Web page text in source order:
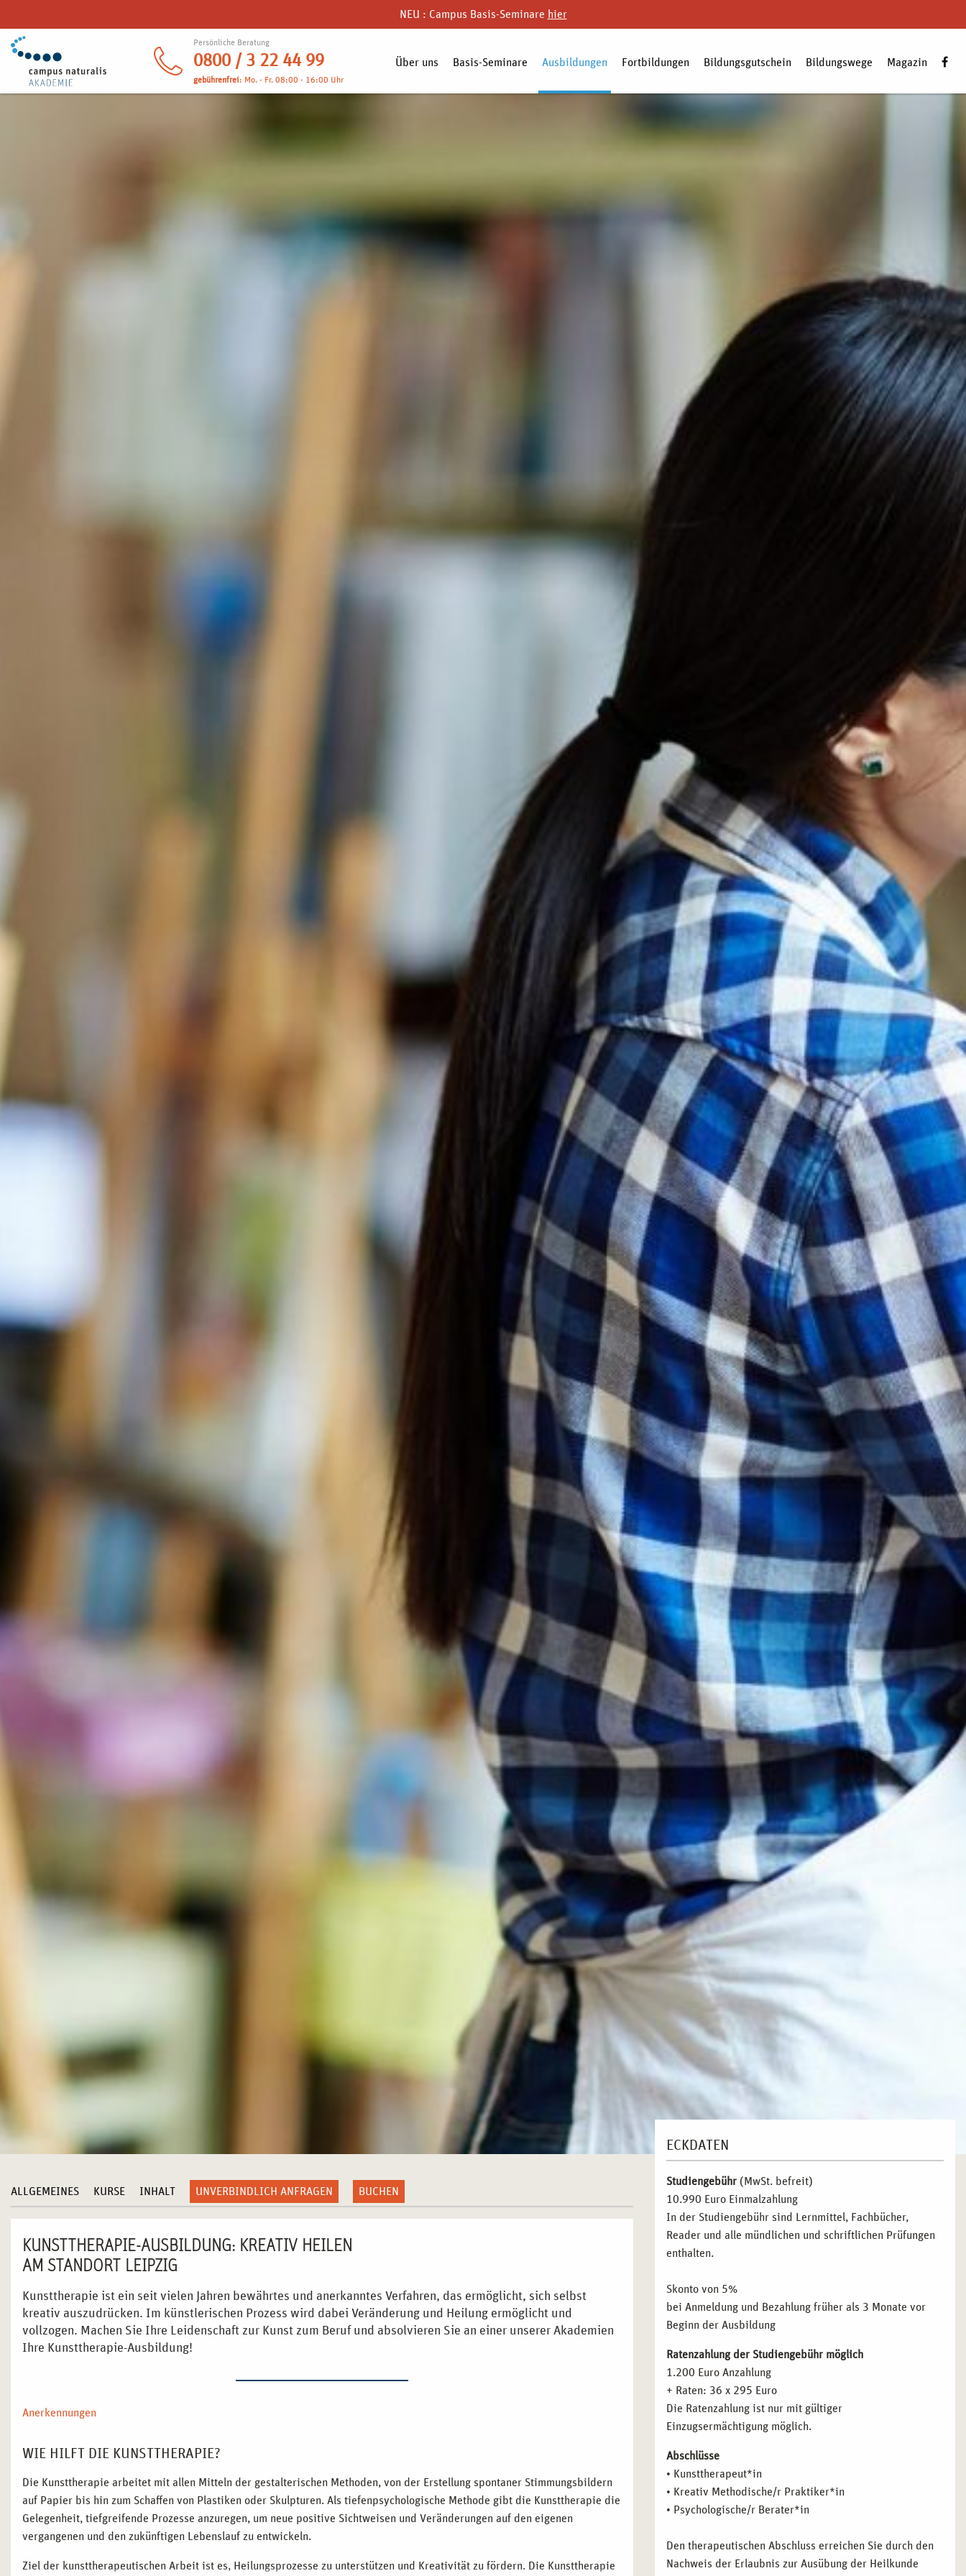
NEU : Campus Basis-Seminare hier
Persönliche Beratung
0800 / 3 22 44 99
gebührenfrei: Mo. - Fr. 08:00 - 16:00 Uhr
Über uns Basis-Seminare Ausbildungen Fortbildungen Bildungsgutschein Bildungswege Magazin
ALLGEMEINES KURSE INHALT UNVERBINDLICH ANFRAGEN BUCHEN
KUNSTTHERAPIE-AUSBILDUNG: KREATIV HEILEN
AM STANDORT LEIPZIG
Kunsttherapie ist ein seit vielen Jahren bewährtes und anerkanntes Verfahren, das ermöglicht, sich selbst
kreativ auszudrücken. Im künstlerischen Prozess wird dabei Veränderung und Heilung ermöglicht und
vollzogen. Machen Sie Ihre Leidenschaft zur Kunst zum Beruf und absolvieren Sie an einer unserer Akademien
Ihre Kunsttherapie-Ausbildung!
Anerkennungen
WIE HILFT DIE KUNSTTHERAPIE?
Die Kunsttherapie arbeitet mit allen Mitteln der gestalterischen Methoden, von der Erstellung spontaner Stimmungsbildern
auf Papier bis hin zum Schaffen von Plastiken oder Skulpturen. Als tiefenpsychologische Methode gibt die Kunsttherapie die
Gelegenheit, tiefgreifende Prozesse anzuregen, um neue positive Sichtweisen und Veränderungen auf den eigenen
vergangenen und den zukünftigen Lebenslauf zu entwickeln.
Ziel der kunsttherapeutischen Arbeit ist es, Heilungsprozesse zu unterstützen und Kreativität zu fördern. Die Kunsttherapie
ECKDATEN
Studiengebühr (MwSt. befreit)
10.990 Euro Einmalzahlung
In der Studiengebühr sind Lernmittel, Fachbücher,
Reader und alle mündlichen und schriftlichen Prüfungen
enthalten.
Skonto von 5%
bei Anmeldung und Bezahlung früher als 3 Monate vor
Beginn der Ausbildung
Ratenzahlung der Studiengebühr möglich
1.200 Euro Anzahlung
+ Raten: 36 x 295 Euro
Die Ratenzahlung ist nur mit gültiger
Einzugsermächtigung möglich.
Abschlüsse
• Kunsttherapeut*in
• Kreativ Methodische/r Praktiker*in
• Psychologische/r Berater*in
Den therapeutischen Abschluss erreichen Sie durch den
Nachweis der Erlaubnis zur Ausübung der Heilkunde